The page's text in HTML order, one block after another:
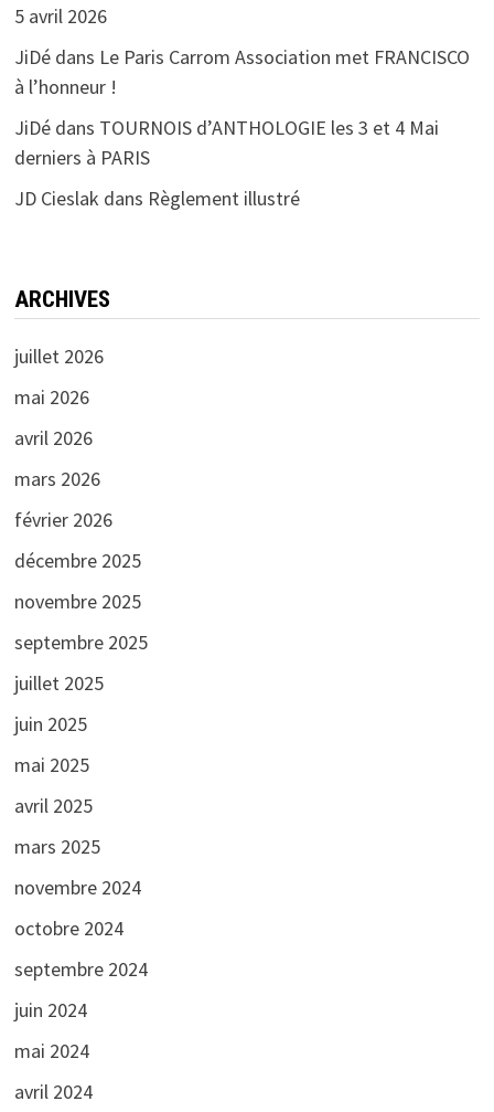
5 avril 2026
JiDédans Le Paris Carrom Association met FRANCISCO
à l’honneur !
JiDédans TOURNOIS d’ANTHOLOGIE les 3 et 4 Mai
derniers à PARIS
JD Cieslak dans Règlement illustré
ARCHIVES
juillet 2026
mai 2026
avril 2026
mars 2026
février 2026
décembre 2025
novembre 2025
septembre 2025
juillet 2025
juin 2025
mai 2025
avril 2025
mars 2025
novembre 2024
octobre 2024
septembre 2024
juin 2024
mai 2024
avril 2024